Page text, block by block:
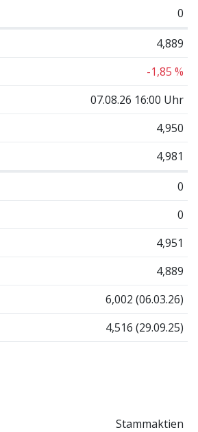
0
4,889
-1,85 %
07.08.26 16:00 Uhr
4,950
4,981
0
0
4,951
4,889
6,002 (06.03.26)
4,516 (29.09.25)
Stammaktien